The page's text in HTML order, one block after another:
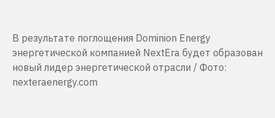
В результате поглощения Dominion Energy
энергетической компанией NextEra будет образован
новый лидер энергетической отрасли / Фото:
nexteraenergy.com